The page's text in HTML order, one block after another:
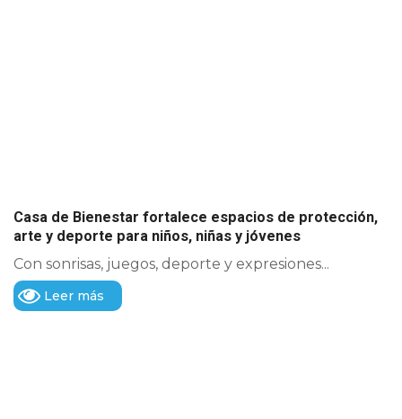
Casa de Bienestar fortalece espacios de protección,
arte y deporte para niños, niñas y jóvenes
Con sonrisas, juegos, deporte y expresiones...
Leer más